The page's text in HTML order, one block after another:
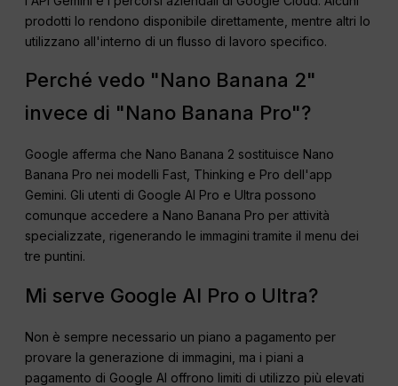
prodotti lo rendono disponibile direttamente, mentre altri lo
utilizzano all'interno di un flusso di lavoro specifico.
Perché vedo "Nano Banana 2"
invece di "Nano Banana Pro"?
Google afferma che Nano Banana 2 sostituisce Nano
Banana Pro nei modelli Fast, Thinking e Pro dell'app
Gemini. Gli utenti di Google AI Pro e Ultra possono
comunque accedere a Nano Banana Pro per attività
specializzate, rigenerando le immagini tramite il menu dei
tre puntini.
Mi serve Google AI Pro o Ultra?
Non è sempre necessario un piano a pagamento per
provare la generazione di immagini, ma i piani a
pagamento di Google AI offrono limiti di utilizzo più elevati